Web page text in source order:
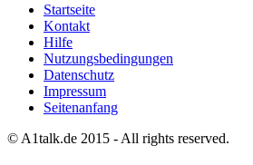
Startseite
Kontakt
Hilfe
Nutzungsbedingungen
Datenschutz
Impressum
Seitenanfang
© A1talk.de 2015 - All rights reserved.